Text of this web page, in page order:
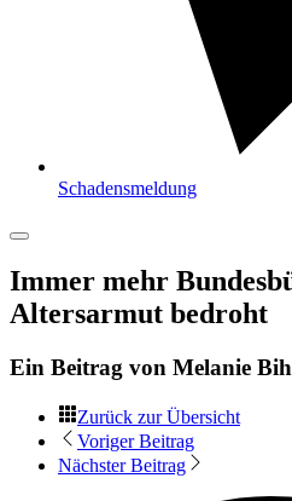
Schadensmeldung
Immer mehr
Altersarmut bedroht
Ein Beitrag von Melanie
Zurück zur Übersicht
Voriger Beitrag
Nächster Beitrag